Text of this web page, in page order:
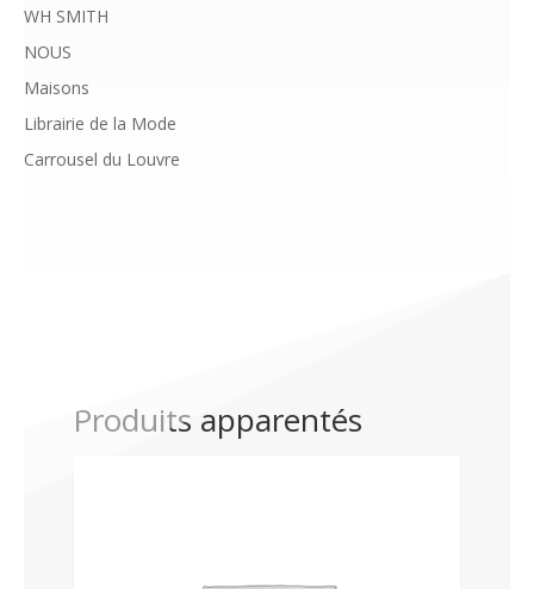
WH SMITH
NOUS
Maisons
Librairie de la Mode
Carrousel du Louvre
Produits apparentés